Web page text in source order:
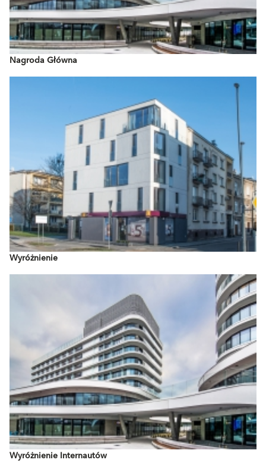
Nagroda Główna
Wyróżnienie
Wyróżnienie Internautów